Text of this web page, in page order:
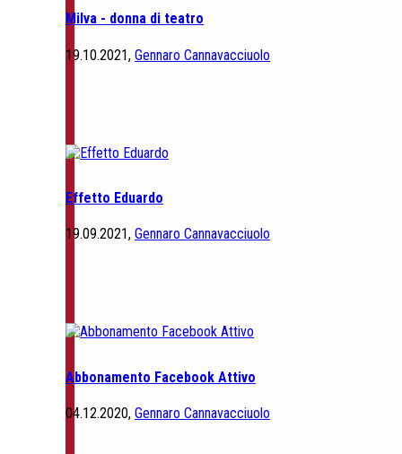
Milva - donna di teatro
19.10.2021, Gennaro Cannavacciuolo
Effetto Eduardo
19.09.2021, Gennaro Cannavacciuolo
Abbonamento Facebook Attivo
04.12.2020, Gennaro Cannavacciuolo